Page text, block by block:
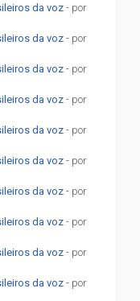
da voz - por
da voz - por
da voz - por
da voz - por
da voz - por
da voz - por
da voz - por
da voz - por
da voz - por
da voz - por